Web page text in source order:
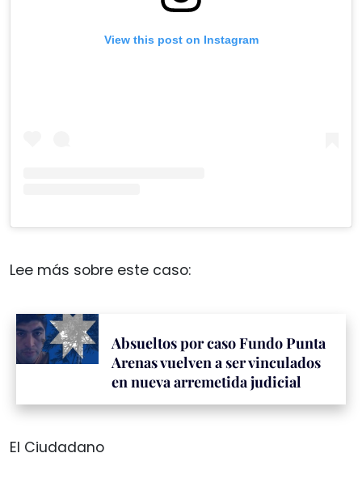
View this post on Instagram
Lee más sobre este caso:
Absueltos por caso Fundo Punta
Arenas vuelven a ser vinculados
en nueva arremetida judicial
El Ciudadano